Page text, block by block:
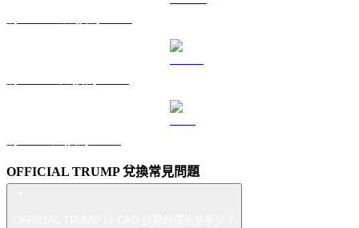
OFFICIAL TRUMP 兌換常見問題